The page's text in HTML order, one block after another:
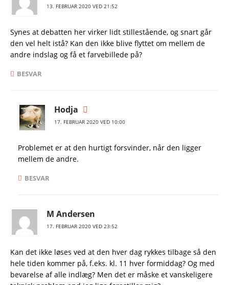
13. FEBRUAR 2020 VED 21:52
Synes at debatten her virker lidt stillestående, og snart går
den vel helt istå? Kan den ikke blive flyttet om mellem de
andre indslag og få et farvebillede på?
BESVAR
Hodja
17. FEBRUAR 2020 VED 10:00
Problemet er at den hurtigt forsvinder, når den ligger
mellem de andre.
BESVAR
M Andersen
17. FEBRUAR 2020 VED 23:52
Kan det ikke løses ved at den hver dag rykkes tilbage så den
hele tiden kommer på, f.eks. kl. 11 hver formiddag? Og med
bevarelse af alle indlæg? Men det er måske et vanskeligere